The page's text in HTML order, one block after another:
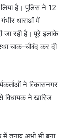
है। पुलिस ने 12
धाराओं में
जा रही है। पूरे इलाके
चाक-चौबंद कर दी
ने विकासनगर
विधायक ने खारिज
तनाव अभी भी बना